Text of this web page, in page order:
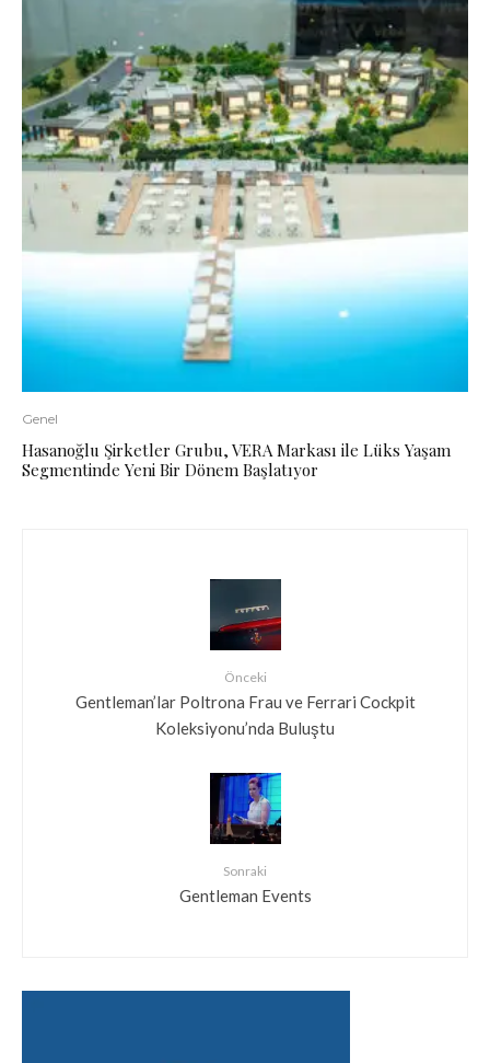
Genel
Hasanoğlu Şirketler Grubu, VERA Markası ile Lüks Yaşam
Segmentinde Yeni Bir Dönem Başlatıyor
Önceki
Gentleman’lar Poltrona Frau ve Ferrari Cockpit
Koleksiyonu’nda Buluştu
Sonraki
Gentleman Events